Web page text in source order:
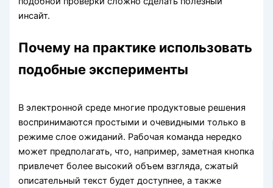
инсайт.
Почему на практике использовать
подобные эксперименты
В электронной среде многие продуктовые решения
воспринимаются простыми и очевидными только в
режиме слое ожиданий. Рабочая команда нередко
может предполагать, что, например, заметная кнопка
привлечет более высокий объем взгляда, сжатый
описательный текст будет доступнее, а также